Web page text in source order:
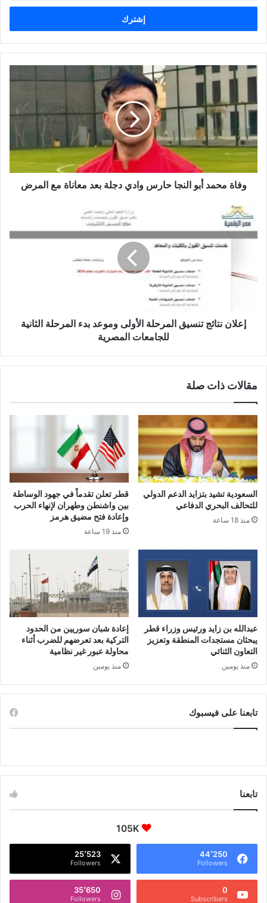
الإلكتروني
وفاة
أبو
النجا
حارس
وادي
دجلة
معاناة
وفاة محمد أبو النجا حارس وادي دجلة بعد معاناة مع المرض
إعلان
نتائج
تنسيق
وموعد
للجامعات
إعلان نتائج تنسيق المرحلة الأولى وموعد بدء المرحلة الثانية
للجامعات المصرية
مقالات ذات صلة
السعودية تشيد بتزايد الدعم الدولي
للتحالف البحري الدفاعي
منذ 18 ساعة
قطر تعلن تقدماً في جهود الوساطة
بين واشنطن وطهران لإنهاء الحرب
وإعادة فتح مضيق هرمز
منذ 19 ساعة
عبدالله بن زايد ورئيس وزراء قطر
يبحثان مستجدات المنطقة وتعزيز
التعاون الثنائي
منذ يومين
إعادة شبان سوريين من الحدود
التركية بعد تعرضهم للضرب أثناء
محاولة عبور غير نظامية
منذ يومين
تابعنا على فيسبوك
تابعنا
105K
44٬250
Followers
25٬523
Followers
0
Subscribers
35٬650
Followers